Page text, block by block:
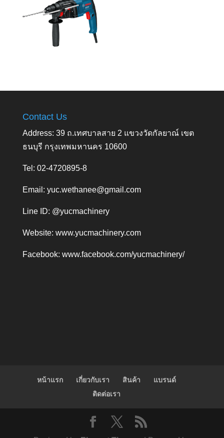
Contact Us
Address: 39 ถ.เทศบาลสาย 2 แขวงวัดกัลยาณ์ เขต
ธนบุรี กรุงเทพมหานคร 10600
Tel: 02-4720895-8
Email: yuc.wethanee@gmail.com
Line ID: @yucmachinery
Website: www.yucmachinery.com
Facebook: www.facebook.com/yucmachinery/
หน้าแรก เกี่ยวกับเรา สินค้า
แบรนด์
ติดต่อเรา